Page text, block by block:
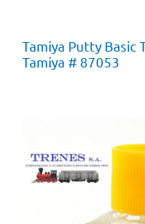
Tamiya Putty Basic
Tamiya # 87053